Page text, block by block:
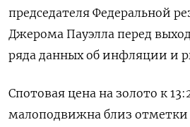
председателя Федеральной
Джерома Пауэлла перед
ряда данных об инфляции и
Спотовая цена на золото к
малоподвижна близ отметки